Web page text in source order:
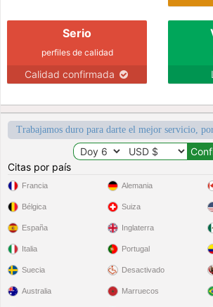
Serio
perfiles de calidad
Calidad confirmada
Trabajamos duro para darte el mejor servicio,
Citas por país
Francia
Bélgica
España
Italia
Suecia
Alemania
Suiza
Inglaterra
Portugal
Desactivado
Australia Marruecos